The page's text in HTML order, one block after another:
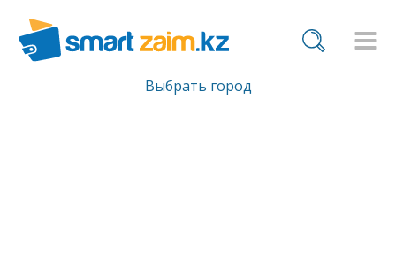
Выбрать город